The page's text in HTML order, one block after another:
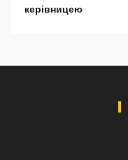
керівницею